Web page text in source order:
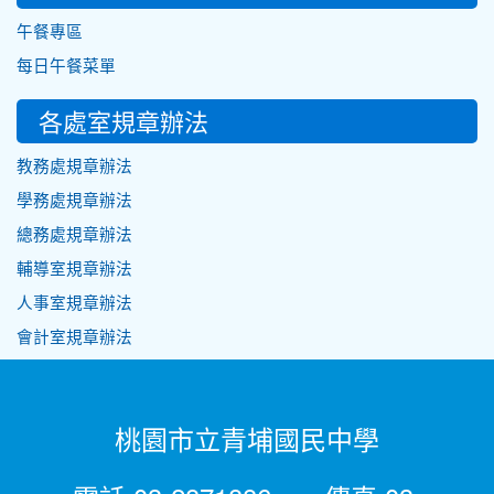
午餐專區
每日午餐菜單
各處室規章辦法
教務處規章辦法
學務處規章辦法
總務處規章辦法
輔導室規章辦法
人事室規章辦法
會計室規章辦法
桃園市立青埔國民中學